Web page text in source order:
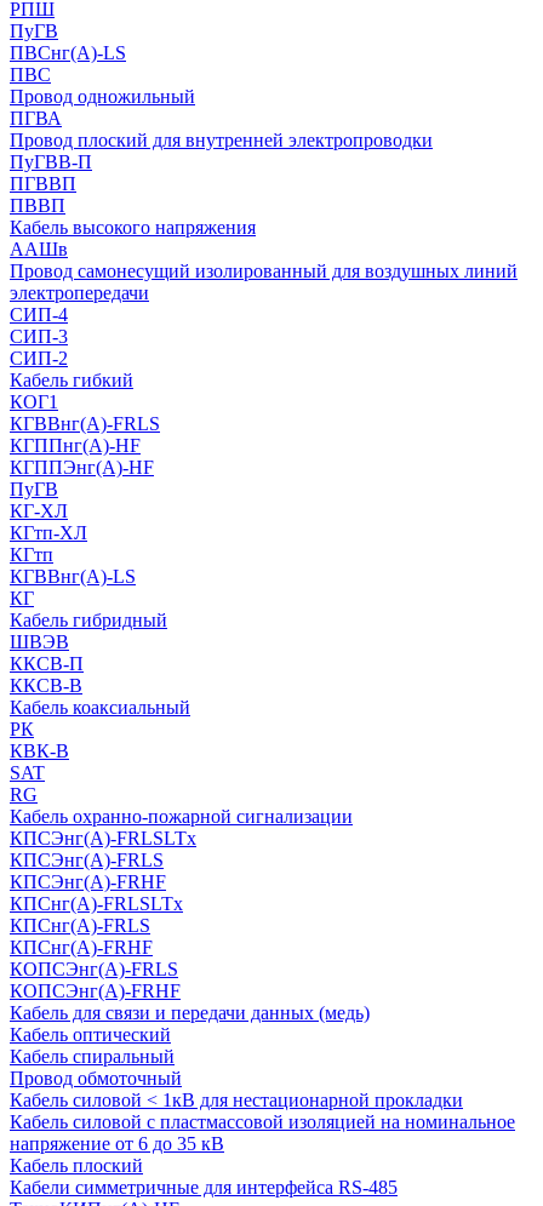
РПШ
ПуГВ
ПВСнг(А)-LS
ПВС
Провод одножильный
ПГВА
Провод плоский для внутренней электропроводки
ПуГВВ-П
ПГВВП
ПВВП
Кабель высокого напряжения
ААШв
Провод самонесущий изолированный для воздушных линий
электропередачи
СИП-4
СИП-3
СИП-2
Кабель гибкий
КОГ1
КГВВнг(А)-FRLS
КГППнг(A)-HF
КГППЭнг(A)-HF
ПуГВ
КГ-ХЛ
КГтп-ХЛ
КГтп
КГВВнг(А)-LS
КГ
Кабель гибридный
ШВЭВ
ККСВ-П
ККСВ-В
Кабель коаксиальный
РК
КВК-В
SAT
RG
Кабель охранно-пожарной сигнализации
КПСЭнг(А)-FRLSLTx
КПСЭнг(А)-FRLS
КПСЭнг(А)-FRHF
КПСнг(А)-FRLSLTx
КПСнг(А)-FRLS
КПСнг(А)-FRHF
КОПСЭнг(А)-FRLS
КОПСЭнг(А)-FRHF
Кабель для связи и передачи данных (медь)
Кабель оптический
Кабель спиральный
Провод обмоточный
Кабель силовой < 1кВ для нестационарной прокладки
Кабель силовой с пластмассовой изоляцией на номинальное
напряжение от 6 до 35 кВ
Кабель плоский
Кабели симметричные для интерфейса RS-485